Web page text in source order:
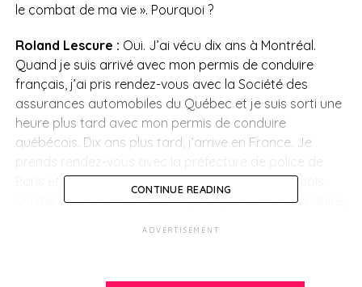
le combat de ma vie ». Pourquoi ?
Roland Lescure : Oui. J’ai vécu dix ans à Montréal.
Quand je suis arrivé avec mon permis de conduire
français, j’ai pris rendez-vous avec la Société des
assurances automobiles du Québec et je suis sorti une
heure plus tard avec mon permis de conduire
québécois. Dix ans plus tard, j’arrive en France. Je
Paris et je rends mon permis de conduire québécois.
On me donne un document qui me permet de conduire,
toutes les démarches administratives notamment les
CONTINUE READING
ADVERTISEMENT